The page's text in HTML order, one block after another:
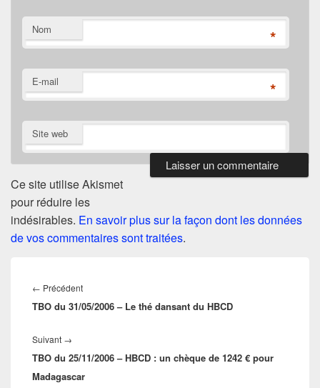
Nom *
E-mail *
Site web
Ce site utilise Akismet
pour réduire les
indésirables. En savoir plus sur la façon dont les données
de vos commentaires sont traitées.
de
l’article
← PrécédentArticle
précédent :
TBO du 31/05/2006 – Le thé dansant du HBCD
Suivant →
suivant :
TBO du 25/11/2006 – HBCD : un chèque de 1242 € pour
Madagascar